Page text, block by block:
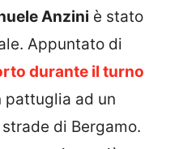
Anzini è stato
Appuntato di
durante il turno
pattuglia ad un
di Bergamo.